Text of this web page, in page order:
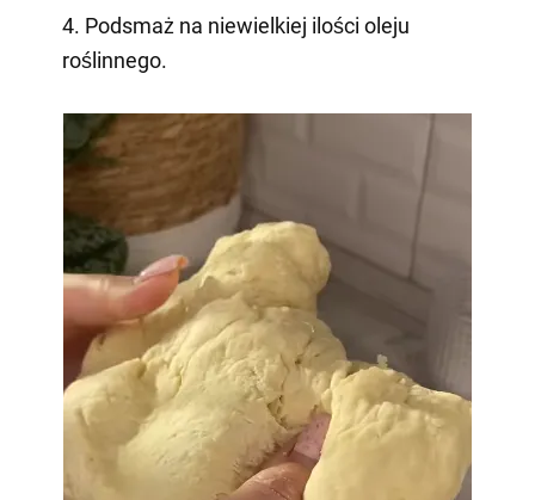
4. Podsmaż na niewielkiej ilości oleju
roślinnego.